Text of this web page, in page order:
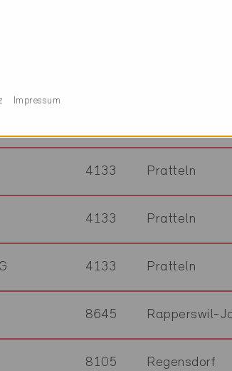
4133 Pratteln
4133 Pratteln
4133 Pratteln
8645 Rapperswil-
8105 Regensdorf
Impressum